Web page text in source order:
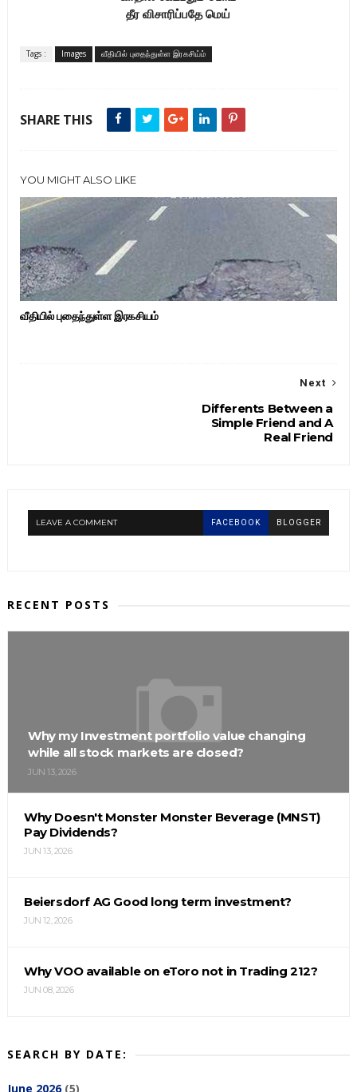
தீர விசாரிப்பதே மெய்
Tags : Images வீதியில் புதைந்துள்ள இரகசிய்ம்
SHARE THIS
YOU MIGHT ALSO LIKE
வீதியில் புதைந்துள்ள இரகசியம்
Next
Differents Between a
Simple Friend and A
Real Friend
LEAVE A COMMENT FACEBOOK BLOGGER
RECENT POSTS
Why my Investment portfolio value changing
while all stock markets are closed?
JUN 13, 2026
Why Doesn't Monster Monster Beverage (MNST)
Pay Dividends?
JUN 13, 2026
Beiersdorf AG Good long term investment?
JUN 12, 2026
Why VOO available on eToro not in Trading 212?
JUN 08, 2026
SEARCH BY DATE:
June 2026(5)